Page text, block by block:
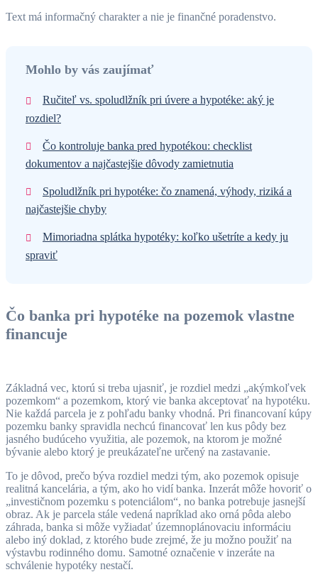
Text má informačný charakter a nie je finančné poradenstvo.
Mohlo by vás zaujímať
Ručiteľ vs. spoludlžník pri úvere a hypotéke: aký je
rozdiel?
Čo kontroluje banka pred hypotékou: checklist
dokumentov a najčastejšie dôvody zamietnutia
Spoludlžník pri hypotéke: čo znamená, výhody, riziká a
najčastejšie chyby
Mimoriadna splátka hypotéky: koľko ušetríte a kedy ju
spraviť
Čo banka pri hypotéke na pozemok vlastne
financuje
Základná vec, ktorú si treba ujasniť, je rozdiel medzi „akýmkoľvek
pozemkom“ a pozemkom, ktorý vie banka akceptovať na hypotéku.
Nie každá parcela je z pohľadu banky vhodná. Pri financovaní kúpy
pozemku banky spravidla nechcú financovať len kus pôdy bez
jasného budúceho využitia, ale pozemok, na ktorom je možné
bývanie alebo ktorý je preukázateľne určený na zastavanie.
To je dôvod, prečo býva rozdiel medzi tým, ako pozemok opisuje
realitná kancelária, a tým, ako ho vidí banka. Inzerát môže hovoriť o
„investičnom pozemku s potenciálom“, no banka potrebuje jasnejší
obraz. Ak je parcela stále vedená napríklad ako orná pôda alebo
záhrada, banka si môže vyžiadať územnoplánovaciu informáciu
alebo iný doklad, z ktorého bude zrejmé, že ju možno použiť na
výstavbu rodinného domu. Samotné označenie v inzeráte na
schválenie hypotéky nestačí.